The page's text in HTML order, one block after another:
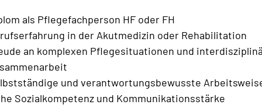
als Pflegefachperson HF oder FH
in der Akutmedizin oder Rehabilitation
an komplexen Pflegesituationen und
und verantwortungsbewusste
Sozialkompetenz und Kommunikationsstärke